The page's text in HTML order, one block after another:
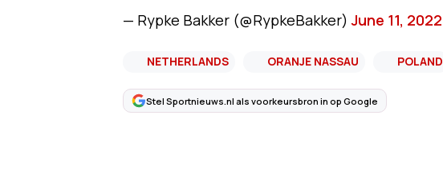
— Rypke Bakker (@RypkeBakker)June 11, 2022
NETHERLANDS ORANJE NASSAU POLAND
Stel Sportnieuws.nl als voorkeursbron in op Google